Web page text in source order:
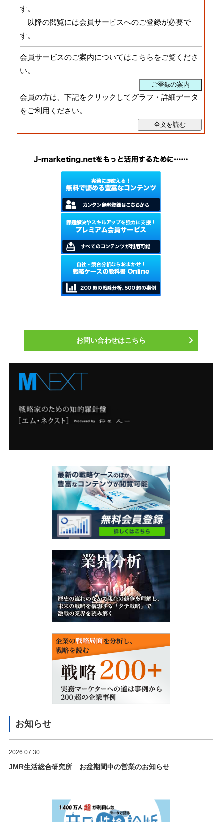
す。
以降の閲覧には会員サービスへのご登録が必要で
す。
会員サービスのご案内についてはこちらをご覧くださ
い。
会員の方は、下記をクリックしてグラフ・詳細データ
をご利用ください。
お問い合わせはこちら
お知らせ
2026.07.30
JMR生活総合研究所 お盆期間中の営業のお知らせ